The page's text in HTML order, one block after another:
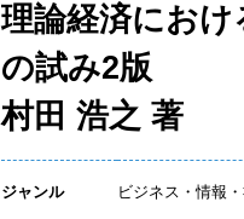
理論経済におけ
の試み2版
村田 浩之 著
ジャンル ビジネス・情報